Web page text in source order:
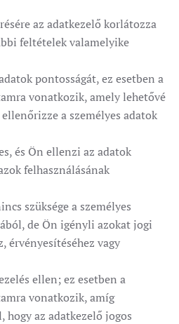
az adatkezelő korlátozza
feltételek valamelyike
pontosságát, ez esetben a
vonatkozik, amely lehetővé
a személyes adatok
és Ön ellenzi az adatok
felhasználásának
szüksége a személyes
de Ön igényli azokat jogi
érvényesítéséhez vagy
ellen; ez esetben a
vonatkozik, amíg
hogy az adatkezelő jogos